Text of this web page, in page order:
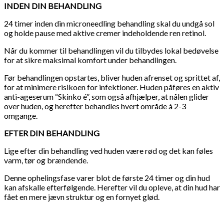
INDEN DIN BEHANDLING
24 timer inden din microneedling behandling skal du undgå sol
og holde pause med aktive cremer indeholdende ren retinol.
Når du kommer til behandlingen vil du tilbydes lokal bedøvelse
for at sikre maksimal komfort under behandlingen.
Før behandlingen opstartes, bliver huden afrenset og sprittet af,
for at minimere risikoen for infektioner. Huden påføres en aktiv
anti-ageserum “Skinko é”, som også afhjælper, at nålen glider
over huden, og herefter behandles hvert område á 2-3
omgange.
EFTER DIN BEHANDLING
Lige efter din behandling ved huden være rød og det kan føles
varm, tør og brændende.
Denne ophelingsfase varer blot de første 24 timer og din hud
kan afskalle efterfølgende. Herefter vil du opleve, at din hud har
fået en mere jævn struktur og en fornyet glød.